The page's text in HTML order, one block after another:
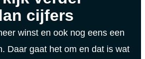
cijfers
winst en ook nog eens een
Daar gaat het om en dat is wat